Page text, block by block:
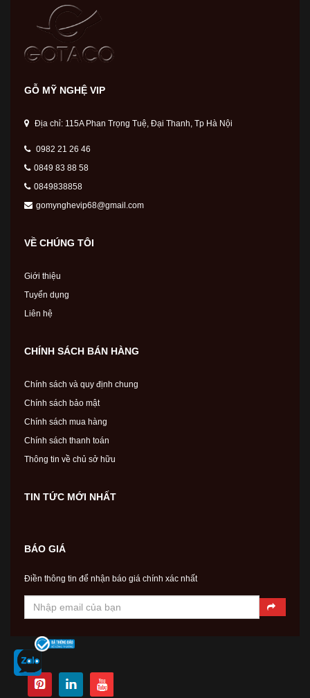
GỖ MỸ NGHỆ VIP
Địa chỉ: 115A Phan Trọng Tuệ, Đại Thanh, Tp Hà Nội
0982 21 26 46
0849 83 88 58
0849838858
gomynghevip68@gmail.com
VỀ CHÚNG TÔI
Giới thiệu
Tuyển dụng
Liên hệ
CHÍNH SÁCH BÁN HÀNG
Chính sách và quy định chung
Chính sách bảo mật
Chính sách mua hàng
Chính sách thanh toán
Thông tin về chủ sở hữu
TIN TỨC MỚI NHẤT
BÁO GIÁ
Điền thông tin để nhận báo giá chính xác nhất